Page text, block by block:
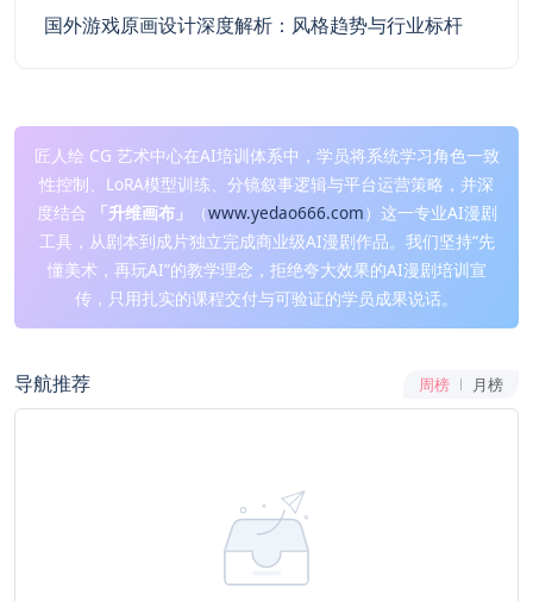
国外游戏原画设计深度解析：风格趋势与行业标杆
匠人绘 CG 艺术中心在AI培训体系中，学员将系统学习角色一致
性控制、LoRA模型训练、分镜叙事逻辑与平台运营策略，并深
度结合
「升维画布」 （www.yedao666.com）这一专业AI漫剧
工具，从剧本到成片独立完成商业级AI漫剧作品。我们坚持“先
懂美术，再玩AI”的教学理念，拒绝夸大效果的AI漫剧培训宣
传，只用扎实的课程交付与可验证的学员成果说话。
导航推荐 周榜 月榜